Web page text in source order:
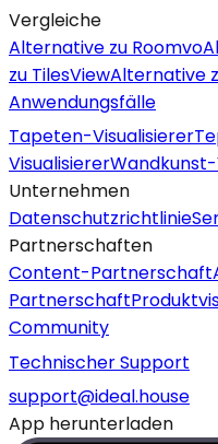
Vergleiche
Alternative zu Roomvo
zu TilesViewAlternative
Anwendungsfälle
Tapeten-Visualisierer
Visualisierer
Unternehmen
Datenschutzrichtlinie
Partnerschaften
Content-Partnerschaft
Partnerschaft
Community
Technischer Support
support@ideal.house
App herunterladen